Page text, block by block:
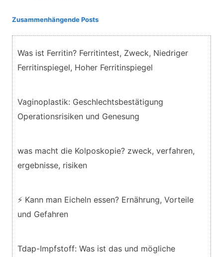
Zusammenhängende Posts
Was ist Ferritin? Ferritintest, Zweck, Niedriger
Ferritinspiegel, Hoher Ferritinspiegel
Vaginoplastik: Geschlechtsbestätigung
Operationsrisiken und Genesung
was macht die Kolposkopie? zweck, verfahren,
ergebnisse, risiken
⚡ Kann man Eicheln essen? Ernährung, Vorteile
und Gefahren
Tdap-Impfstoff: Was ist das und mögliche